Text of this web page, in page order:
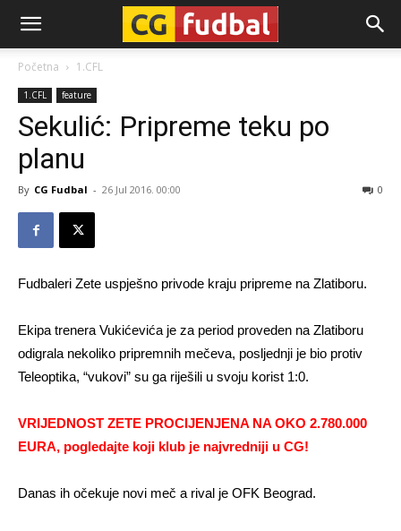
CG-
Fudbal
Početna 1.CFL
1.CFL feature
Sekulić: Pripreme teku po
planu
By CG Fudbal - 26 Jul 2016. 00:00 0
Fudbaleri Zete uspješno privode kraju pripreme na Zlatiboru.
Ekipa trenera Vukićevića je za period proveden na Zlatiboru
odigrala nekoliko pripremnih mečeva, posljednji je bio protiv
Teleoptika, “vukovi” su ga riješili u svoju korist 1:0.
VRIJEDNOST ZETE PROCIJENJENA NA OKO 2.780.000
EURA, pogledajte koji klub je najvredniji u CG!
Danas ih očekuje novi meč a rival je OFK Beograd.